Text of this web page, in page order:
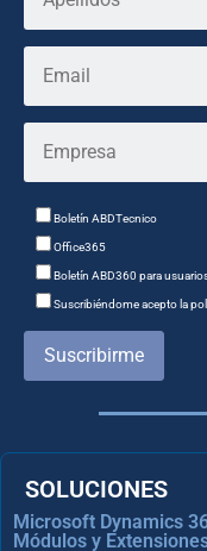
Boletín ABDTecnico
Office365
Boletín ABD360 para
Suscribiéndome acepto la
Suscribirme
SOLUCIONES
Microsoft Dynamics
Módulos y